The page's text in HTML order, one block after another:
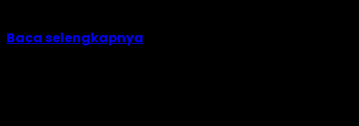
Baca selengkapnya